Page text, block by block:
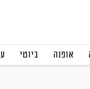
אופנה ביוטי